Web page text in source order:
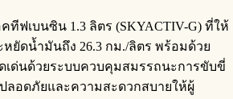
ฟเบนซิน 1.3 ลิตร (SKYACTIV-G) ที่ให้
ยัดน้ำมันถึง 26.3 กม./ลิตร พร้อมด้วย
เด่นด้วยระบบควบคุมสมรรถนะการขับขี่
ลอดภัยและความสะดวกสบายให้ผู้